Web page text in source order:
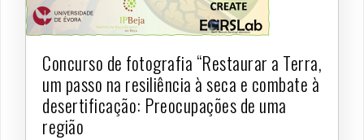
Concurso de fotografia “Restaurar a Terra,
um passo na resiliência à seca e combate à
desertificação: Preocupações de uma
região